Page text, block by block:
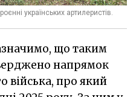
українських артилеристів.
що таким
напрямок
війська, про який